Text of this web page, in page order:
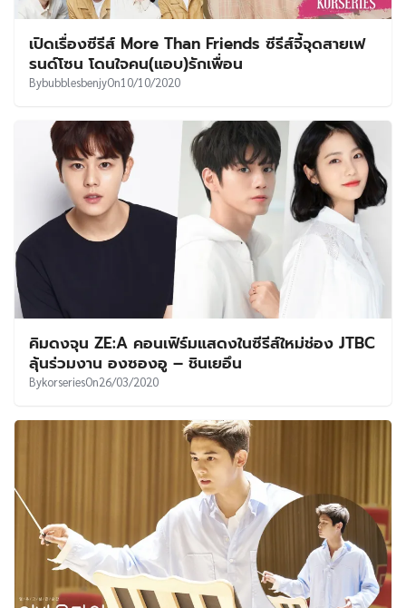
เปิดเรื่องซีรีส์ More Than Friends ซีรีส์จี้จุดสายเฟ
รนด์โซน โดนใจคน(แอบ)รักเพื่อน
BybubblesbenjyOn10/10/2020
คิมดงจุน ZE:A คอนเฟิร์มแสดงในซีรีส์ใหม่ช่อง JTBC
ลุ้นร่วมงาน องซองอู – ชินเยอึน
BykorseriesOn26/03/2020